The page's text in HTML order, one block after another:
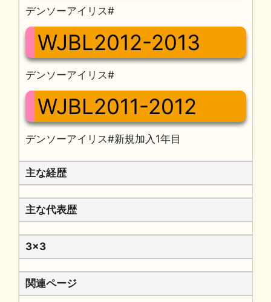
デンソーアイリス#
WJBL2012-2013
デンソーアイリス#
WJBL2011-2012
デンソーアイリス#新規加入1年目
主な経歴
主な代表歴
3x3
関連ページ